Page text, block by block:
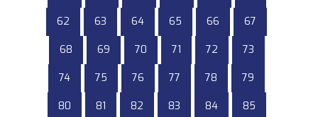
62 63 64 65 66 67
68 69 70 71 72 73
74 75 76 77 78 79
80 81 82 83 84 85